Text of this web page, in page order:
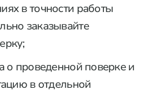
в точности работы
заказывайте
о проведенной поверке и
в отдельной